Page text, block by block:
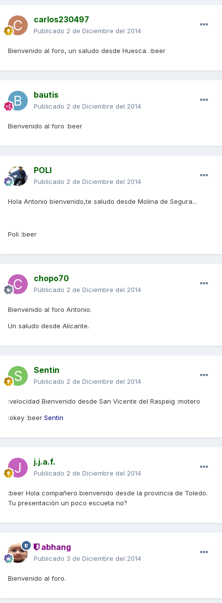
carlos230497
Publicado 2 de Diciembre del 2014
Bienvenido al foro, un saludo desde Huesca. :beer
bautis
Publicado 2 de Diciembre del 2014
Bienvenido al foro :beer
POLI
Publicado 2 de Diciembre del 2014
Hola Antonio bienvenido,te saludo desde Molina de Segura...
Poli :beer
chopo70
Publicado 2 de Diciembre del 2014
Bienvenido al foro Antonio.
Un saludo desde Alicante.
Sentin
Publicado 2 de Diciembre del 2014
:velocidad Bienvenido desde San Vicente del Raspeig :motero
:okey :beer Sentin
j.j.a.f.
Publicado 2 de Diciembre del 2014
:beer Hola compañero bienvenido desde la provincia de Toledo.
Tu presentaciòn un poco escueta no?
abhang
Publicado 3 de Diciembre del 2014
Bienvenido al foro.